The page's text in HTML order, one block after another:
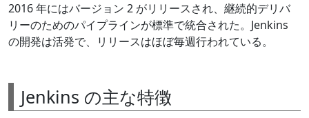
2016 年にはバージョン 2 がリリースされ、継続的デリバ
リーのためのパイプラインが標準で統合された。Jenkins
の開発は活発で、リリースはほぼ毎週行われている。
Jenkins の主な特徴